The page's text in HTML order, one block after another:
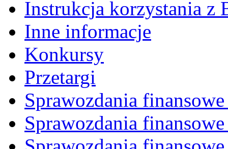
Instrukcja korzystania z
Inne informacje
Konkursy
Przetargi
Sprawozdania
Sprawozdania